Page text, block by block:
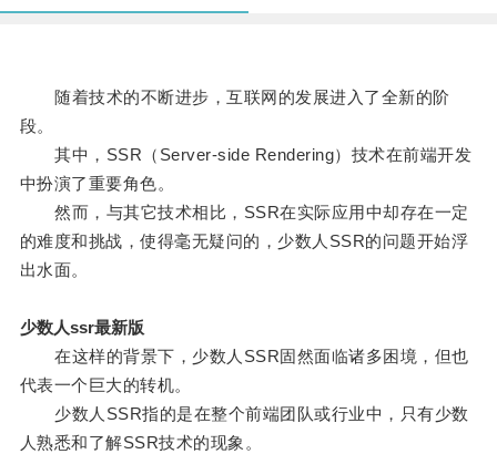
随着技术的不断进步，互联网的发展进入了全新的阶
段。
其中，SSR（Server-side Rendering）技术在前端开发
中扮演了重要角色。
然而，与其它技术相比，SSR在实际应用中却存在一定
的难度和挑战，使得毫无疑问的，少数人SSR的问题开始浮
出水面。
少数人ssr最新版
在这样的背景下，少数人SSR固然面临诸多困境，但也
代表一个巨大的转机。
少数人SSR指的是在整个前端团队或行业中，只有少数
人熟悉和了解SSR技术的现象。